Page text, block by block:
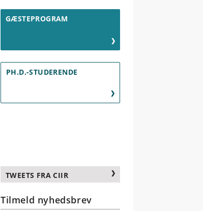
GÆSTEPROGRAM
PH.D.-STUDERENDE
TWEETS FRA CIIR
Tilmeld nyhedsbrev